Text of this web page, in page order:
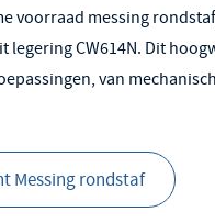
voorraad messing
legering CW614N. Dit
van
Messing rondstaf